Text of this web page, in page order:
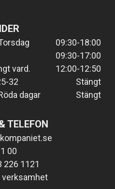
09:30-18:00
09:30-17:00
vard.
12:00-12:50
32
Stängt
dagar
Stängt
TELEFON
00
226 1121